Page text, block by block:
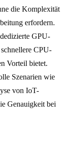
die Komplexität
erfordern.
GPU-
CPU-
Vorteil bietet.
Szenarien wie
von IoT-
Genauigkeit bei